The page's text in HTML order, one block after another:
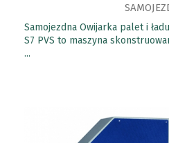
Samojezdna Owijarka palet i
S7 PVS to maszyna
...